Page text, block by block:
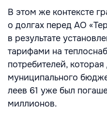
В этом же контексте
о долгах перед АО
в результате
тарифами на
потребителей,
муниципального
леев 61 уже был
миллионов.